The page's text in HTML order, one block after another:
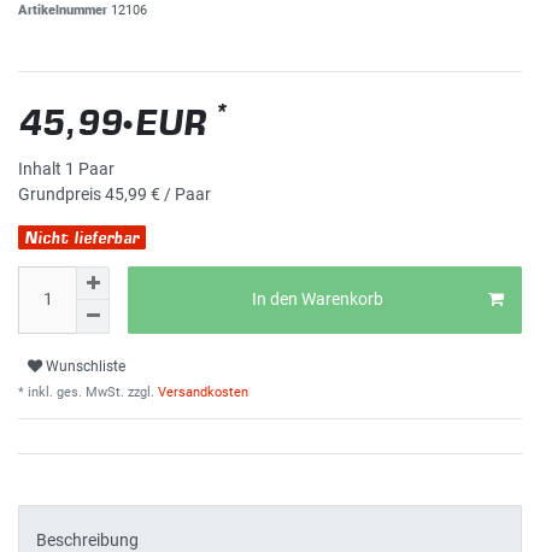
Artikelnummer 12106
45,99 EUR *
Inhalt 1 Paar
Grundpreis45,99 € / Paar
Nicht lieferbar
In den Warenkorb
Wunschliste
* inkl. ges. MwSt. zzgl. Versandkosten
Beschreibung